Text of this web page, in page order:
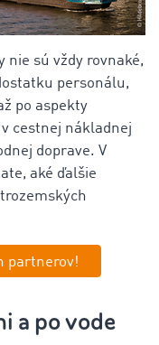
nie sú vždy rovnaké,
personálu,
po aspekty
cestnej nákladnej
doprave. V
aké ďalšie
partnerov!
a po vode